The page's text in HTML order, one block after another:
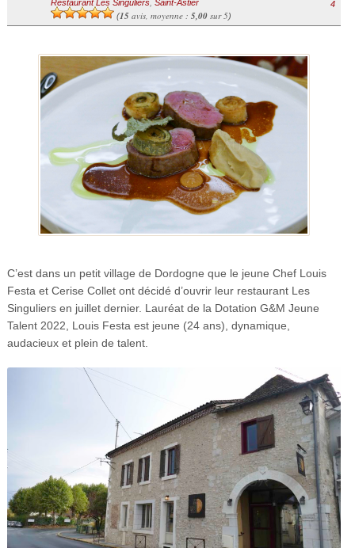
Restaurant Les Singuliers, Saint-Astier
(15avis, moyenne : 5,00sur 5)
4
C’est dans un petit village de Dordogne que le jeune Chef Louis
Festa et Cerise Collet ont décidé d’ouvrir leur restaurant Les
Singuliers en juillet dernier. Lauréat de la Dotation G&M Jeune
Talent 2022, Louis Festa est jeune (24 ans), dynamique,
audacieux et plein de talent.